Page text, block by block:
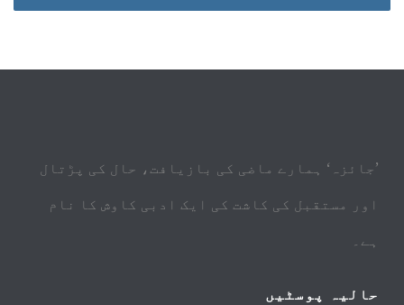
’جائزہ‘ ہمارے ماضی کی بازیافت، حال کی پڑتال
اور مستقبل کی کاشت کی ایک ادبی کاوش کا نام
ہے۔
حالیہ پوسٹیں